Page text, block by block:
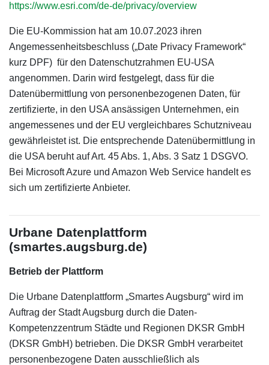
https://www.esri.com/de-de/privacy/overview
Die EU-Kommission hat am 10.07.2023 ihren
Angemessenheitsbeschluss („Date Privacy Framework“
kurz DPF) für den Datenschutzrahmen EU-USA
angenommen. Darin wird festgelegt, dass für die
Datenübermittlung von personenbezogenen Daten, für
zertifizierte, in den USA ansässigen Unternehmen, ein
angemessenes und der EU vergleichbares Schutzniveau
gewährleistet ist. Die entsprechende Datenübermittlung in
die USA beruht auf Art. 45 Abs. 1, Abs. 3 Satz 1 DSGVO.
Bei Microsoft Azure und Amazon Web Service handelt es
sich um zertifizierte Anbieter.
Urbane Datenplattform
(smartes.augsburg.de)
Betrieb der Plattform
Die Urbane Datenplattform „Smartes Augsburg“ wird im
Auftrag der Stadt Augsburg durch die Daten-
Kompetenzzentrum Städte und Regionen DKSR GmbH
(DKSR GmbH) betrieben. Die DKSR GmbH verarbeitet
personenbezogene Daten ausschließlich als